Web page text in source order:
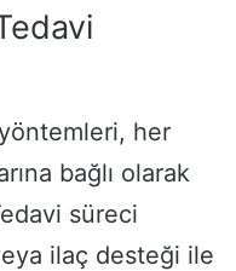
her
bağlı olarak
süreci
ilaç desteği ile